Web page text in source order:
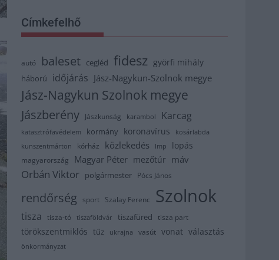
Címkefelhő
autó baleset cegléd fidesz györfi mihály
háború időjárás Jász-Nagykun-Szolnok megye
Jász-Nagykun Szolnok megye
Jászberény Jászkunság karambol Karcag
katasztrófavédelem kormány koronavírus
kosárlabda
kunszentmárton
kórház közlekedés lmp lopás
magyarország Magyar Péter mezőtúr máv
Orbán Viktor polgármester Pócs János
rendőrség sport Szalay Ferenc Szolnok
tisza tisza-tó tiszaföldvár tiszafüred tisza part
törökszentmiklós tűz ukrajna vasút vonat választás
önkormányzat